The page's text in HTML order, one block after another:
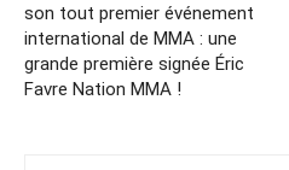
son tout premier événement
international de MMA : une
grande première signée Éric
Favre Nation MMA !